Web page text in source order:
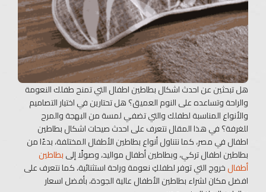
هل تبحثين عن احدث اشكال بطاطين اطفال​ التي تمنح طفلك النعومة
والراحة وتساعده على النوم العميق؟ هل تحتارين في اختيار التصاميم
والأنواع المناسبة لطفلك والتي تضفي لمسة من البهجة والمرح
للغرفة؟ في هذا المقال نتعرف على احدث صيحات اشكال بطاطين
اطفال​ في مصر، كما نتناول أنواع بطاطين الأطفال المختلفة، بدءًا من
بطاطين اطفال تركي، وبطاطين أطفال مواليد، وصولًا إلىبطاطين
أطفالخروج التي توفر لطفلكِ نعومة وراحة استثنائية، كما نتعرف على
افضل مكان لشراء بطاطين الأطفال عالية الجودة، بأفضل اسعار